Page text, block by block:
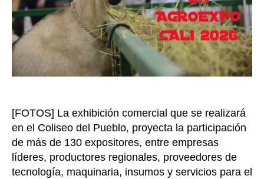
que
el
del
[FOTOS] La exhibición comercial que se realizará
en el Coliseo del Pueblo, proyecta la participación
de más de 130 expositores, entre empresas
líderes, productores regionales, proveedores de
tecnología, maquinaria, insumos y servicios para el